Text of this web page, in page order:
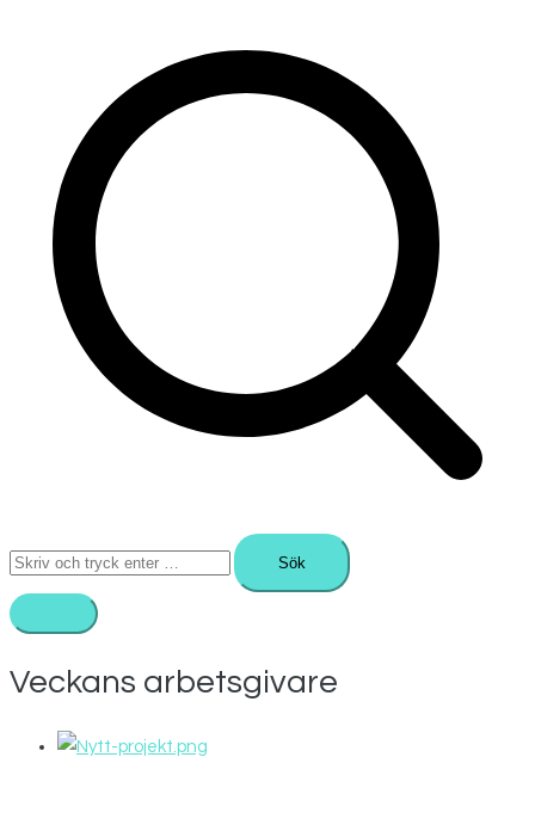
Sök
efter:
Veckans arbetsgivare